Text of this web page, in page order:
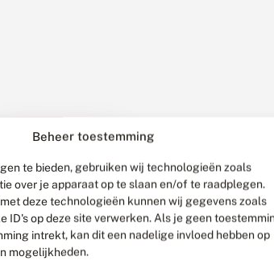
Beheer toestemming
te bieden, gebruiken wij technologieën zoals
over je apparaat op te slaan en/of te raadplegen.
deze technologieën kunnen wij gegevens zoals
ID's op deze site verwerken. Als je geen
intrekt, kan dit een nadelige invloed hebben op
mogelijkheden.
30 juli 2026
Chocolaatje
teruggevonden in
Nederland